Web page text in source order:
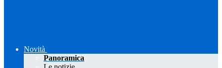
Novità
Panoramica